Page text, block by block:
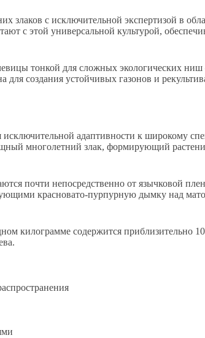
злаков с исключительной экспертизой в
с этой универсальной культурой,
тонкой для сложных экологических
создания устойчивых газонов и
исключительной адаптивности к широкому
многолетний злак, формирующий
почти непосредственно от язычковой
красновато-пурпурную дымку над
килограмме содержится приблизительно